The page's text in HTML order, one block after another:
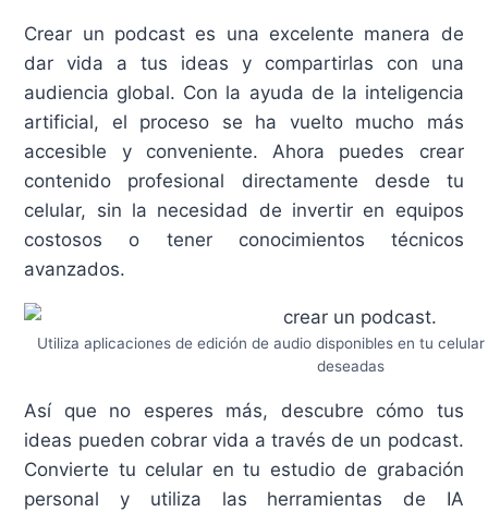
Crear un podcast es una excelente manera de
dar vida a tus ideas y compartirlas con una
audiencia global. Con la ayuda de la inteligencia
artificial, el proceso se ha vuelto mucho más
accesible y conveniente. Ahora puedes crear
contenido profesional directamente desde tu
celular, sin la necesidad de invertir en equipos
costosos o tener conocimientos técnicos
avanzados.
Utiliza aplicaciones de edición de audio disponibles en tu
deseadas
Así que no esperes más, descubre cómo tus
ideas pueden cobrar vida a través de un podcast.
Convierte tu celular en tu estudio de grabación
personal y utiliza las herramientas de IA